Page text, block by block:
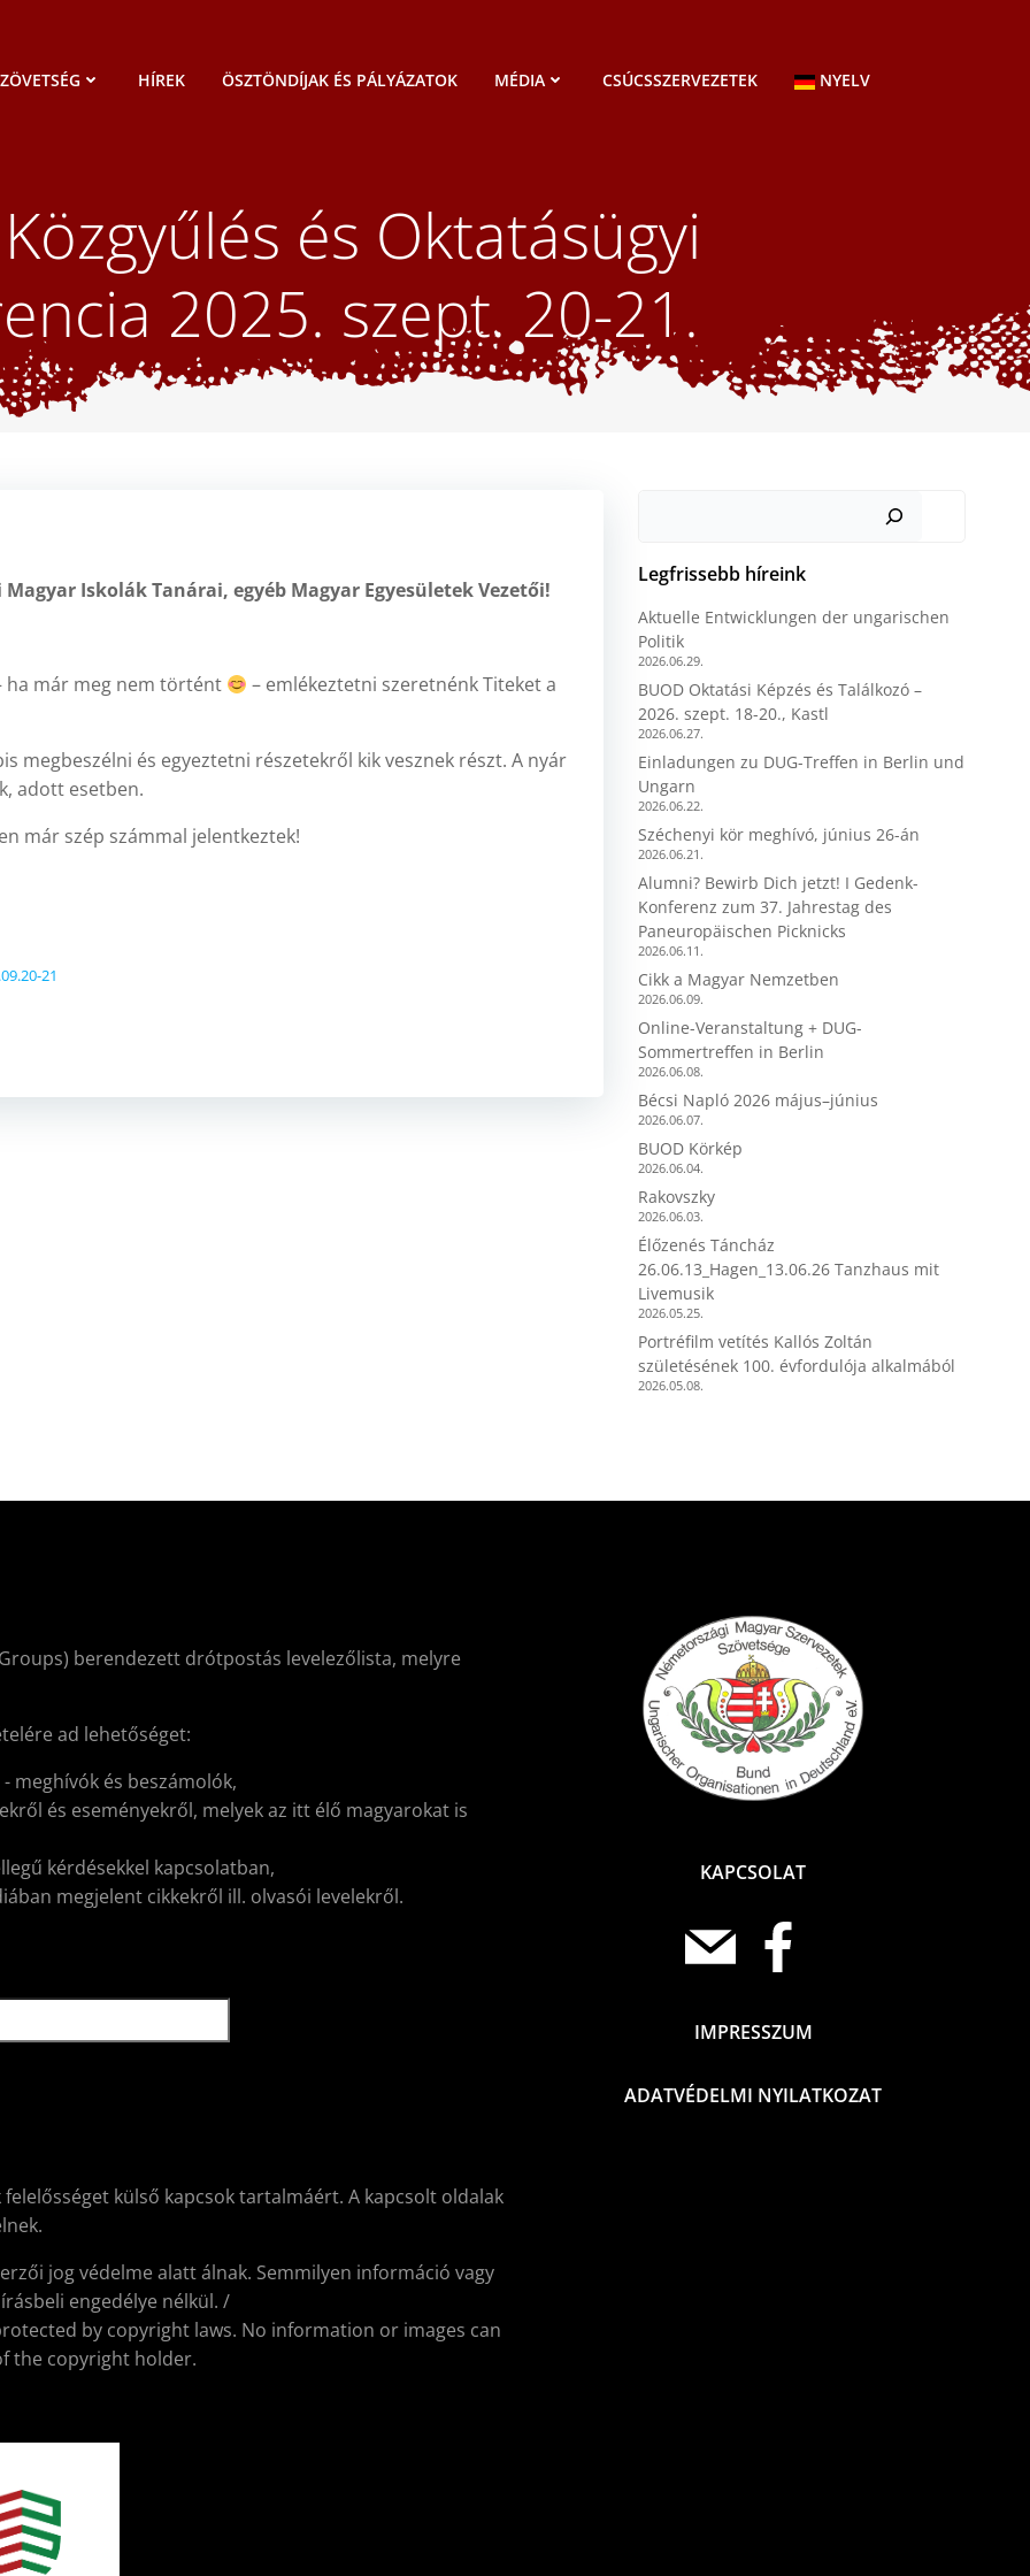
HÍREK ÖSZTÖNDÍJAK ÉS PÁLYÁZATOK MÉDIA CSÚCSSZERVEZETEK NYELV
és Oktatásügyi
2025. szept. 20-21.
Magyar Iskolák Tanárai, egyéb Magyar Egyesületek Vezetői!
ha már meg nem történt
– emlékeztetni szeretnénk Titeket a
megbeszélni és egyeztetni részetekről kik vesznek részt. A nyár
adott esetben.
már szép számmal jelentkeztek!
21
Legfrissebb híreink
Aktuelle Entwicklungen der ungarischen
Politik
2026.06.29.
BUOD Oktatási Képzés és Találkozó –
2026. szept. 18-20., Kastl
2026.06.27.
Einladungen zu DUG-Treffen in Berlin und
Ungarn
2026.06.22.
Széchenyi kör meghívó, június 26-án
2026.06.21.
Alumni? Bewirb Dich jetzt! I Gedenk-
Konferenz zum 37. Jahrestag des
Paneuropäischen Picknicks
2026.06.11.
Cikk a Magyar Nemzetben
2026.06.09.
Online-Veranstaltung + DUG-
Sommertreffen in Berlin
2026.06.08.
Bécsi Napló 2026 május–június
2026.06.07.
BUOD Körkép
2026.06.04.
Rakovszky
2026.06.03.
Élőzenés Táncház
26.06.13_Hagen_13.06.26 Tanzhaus mit
Livemusik
2026.05.25.
Portréfilm vetítés Kallós Zoltán
születésének 100. évfordulója alkalmából
2026.05.08.
berendezett drótpostás levelezőlista, melyre
ad lehetőséget:
meghívók és beszámolók,
és eseményekről, melyek az itt élő magyarokat is
kérdésekkel kapcsolatban,
megjelent cikkekről ill. olvasói levelekről.
külső kapcsok tartalmáért. A kapcsolt oldalak
jog védelme alatt álnak. Semmilyen információ vagy
engedélye nélkül. /
by copyright laws. No information or images can
the copyright holder.
KAPCSOLAT
IMPRESSZUM
ADATVÉDELMI NYILATKOZAT